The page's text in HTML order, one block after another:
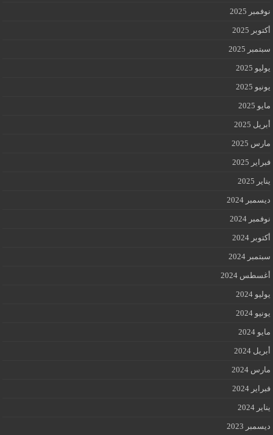
نوفمبر 2025
أكتوبر 2025
سبتمبر 2025
يوليو 2025
يونيو 2025
مايو 2025
أبريل 2025
مارس 2025
فبراير 2025
يناير 2025
ديسمبر 2024
نوفمبر 2024
أكتوبر 2024
سبتمبر 2024
أغسطس 2024
يوليو 2024
يونيو 2024
مايو 2024
أبريل 2024
مارس 2024
فبراير 2024
يناير 2024
ديسمبر 2023